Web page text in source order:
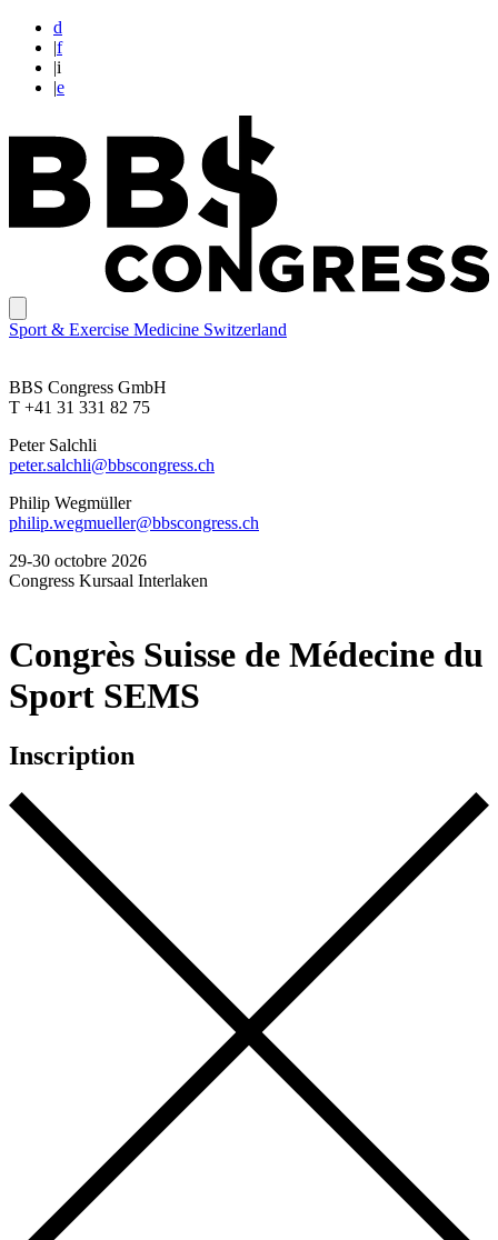
d
|f
|i
|e
Sport & Exercise Medicine Switzerland
BBS Congress GmbH
T +41 31 331 82 75
Peter Salchli
peter.salchli@bbscongress.ch
Philip Wegmüller
philip.wegmueller@bbscongress.ch
29-30 octobre 2026
Congress Kursaal Interlaken
Congrès Suisse de Médecine du
Sport SEMS
Inscription